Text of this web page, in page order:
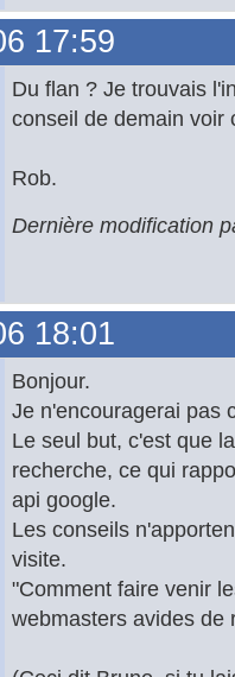
17:59
Du flan ? Je trouvais
conseil de demain voir
Rob.
Dernière modification
18:01
Bonjour.
Je n'encouragerai pas
Le seul but, c'est que
recherche, ce qui
api google.
Les conseils
visite.
"Comment faire venir
webmasters avides de